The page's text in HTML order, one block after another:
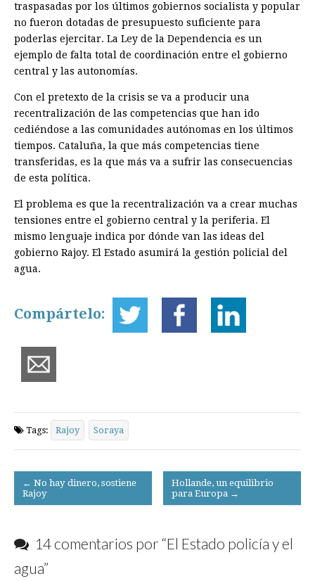
traspasadas por los últimos gobiernos socialista y popular
no fueron dotadas de presupuesto suficiente para
poderlas ejercitar. La Ley de la Dependencia es un
ejemplo de falta total de coordinación entre el gobierno
central y las autonomías.
Con el pretexto de la crisis se va a producir una
recentralización de las competencias que han ido
cediéndose a las comunidades autónomas en los últimos
tiempos. Cataluña, la que más competencias tiene
transferidas, es la que más va a sufrir las consecuencias
de esta política.
El problema es que la recentralización va a crear muchas
tensiones entre el gobierno central y la periferia. El
mismo lenguaje indica por dónde van las ideas del
gobierno Rajoy. El Estado asumirá la gestión policial del
agua.
Compártelo:
Tags: Rajoy Soraya
Post
navigation
← No hay dinero, sostiene
Rajoy
Hollande, un equilibrio
para Europa →
14 comentarios por “El Estado policía y el
agua”